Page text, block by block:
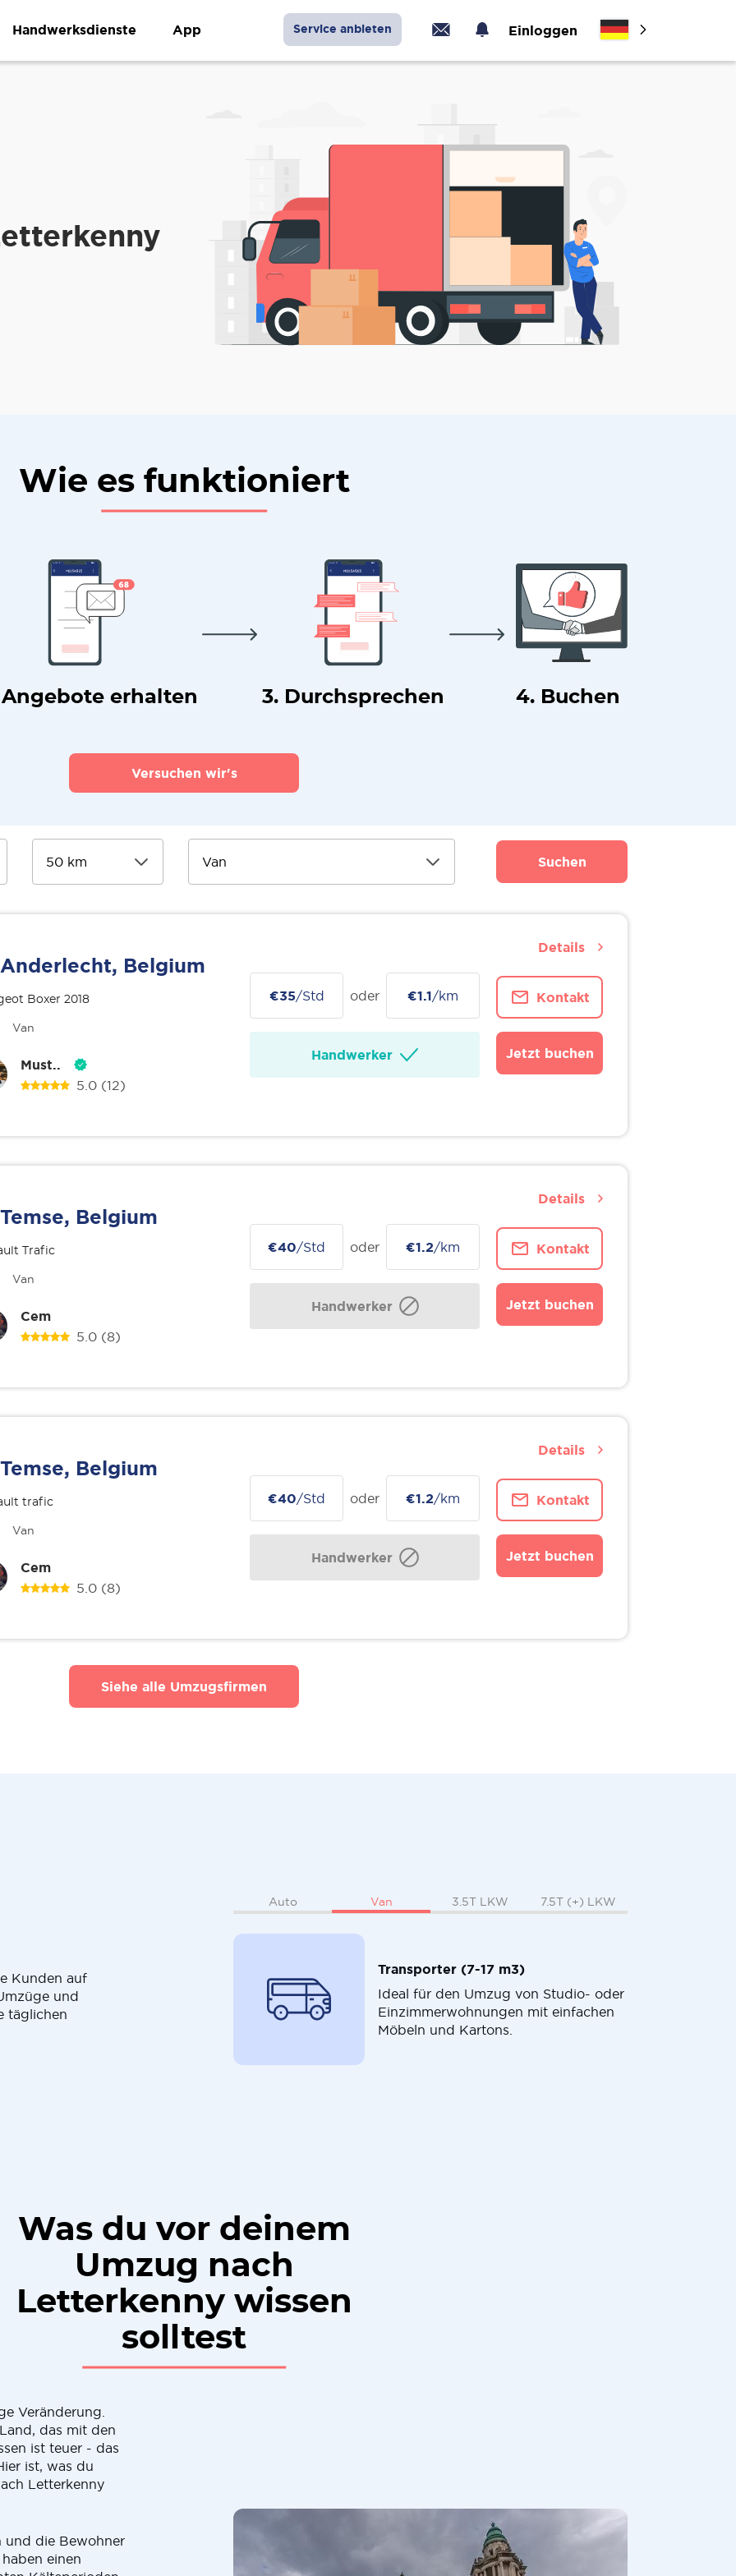
Handwerksdienste App Service anbieten Einloggen
Wie es funktioniert
Angebote erhalten 3. Durchsprechen 4. Buchen
Versuchen wir's
Suchen
Anderlecht, Belgium
Boxer 2018
Van
Must..
5.0 (12)
€35/Std oder €1.1/km
Handwerker
Kontakt
Jetzt buchen
Details
Temse, Belgium
Trafic
Van
Cem
5.0 (8)
€40/Std oder €1.2/km
Handwerker
Kontakt
Jetzt buchen
Details
Temse, Belgium
trafic
Van
Cem
5.0 (8)
€40/Std oder €1.2/km
Handwerker
Kontakt
Jetzt buchen
Details
Siehe alle Umzugsfirmen
Kunden auf
und
täglichen
Auto Van 3.5T LKW 7.5T (+) LKW
Transporter (7-17 m3)
Ideal für den Umzug von Studio- oder
Einzimmerwohnungen mit einfachen
Möbeln und Kartons.
Was du vor deinem
Umzug nach
Letterkenny wissen
solltest
Veränderung.
das mit den
ist teuer - das
ist, was du
Letterkenny
und die Bewohner
einen